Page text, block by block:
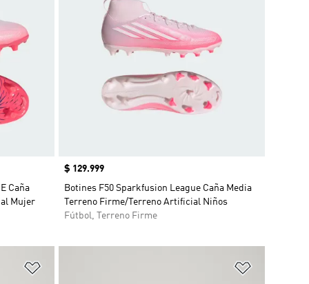
Caña
Mujer
Precio
$ 129.999
Botines F50 Sparkfusion League Caña Media
Terreno Firme/Terreno Artificial Niños
Fútbol, Terreno Firme